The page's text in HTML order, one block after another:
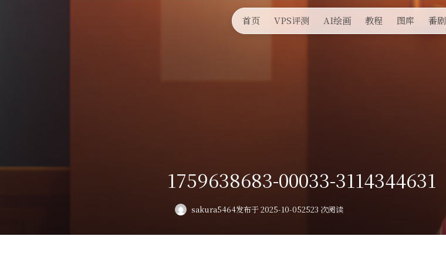
首页 VPS评测 AI绘画 教程 图库 番剧
1759638683-00033-3114344631
sakura5464发布于 2025-10-052523 次阅读